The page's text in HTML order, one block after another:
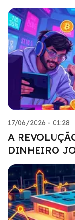
17/06/2026 - 01:28
A
DINHEIRO